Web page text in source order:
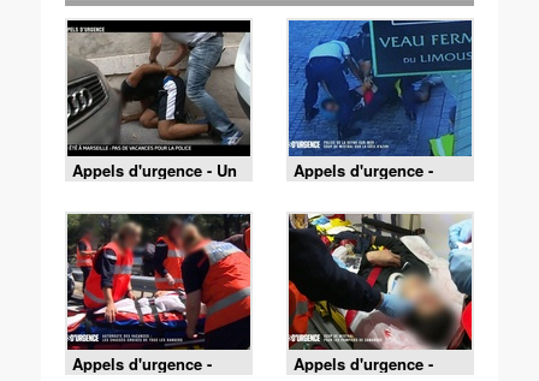
Appels d'urgence - Un
été à Marseille : pas de
vacances pour la
police
Appels d'urgence -
Police de la Seyne-sur-
mer : coup de mistral
sur la côte d'azur
Appels d'urgence - Appels d'urgence -